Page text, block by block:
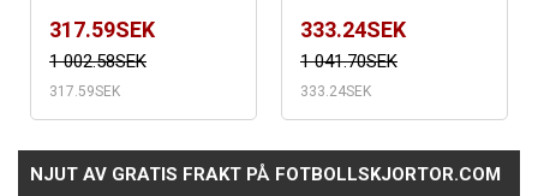
317.59SEK
1 002.58SEK
317.59SEK
333.24SEK
1 041.70SEK
333.24SEK
NJUT AV GRATIS FRAKT PÅ FOTBOLLSKJORTOR.COM